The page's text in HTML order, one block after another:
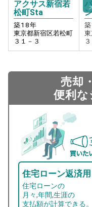
アクサス新宿若
松町Sta
築18年
東京都新宿区若松町
３１－３
築
売却
便利な
住宅ローン返済用
住宅ローンの
月々,年間,生涯の
支払額が計算できる。